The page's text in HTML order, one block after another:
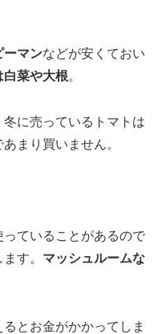
ーマンなどが安くておい
白菜や大根。
に売っているトマトは
まり買いません。
ていることがあるので
す。 マッシュルームな
るとお金がかかってしま